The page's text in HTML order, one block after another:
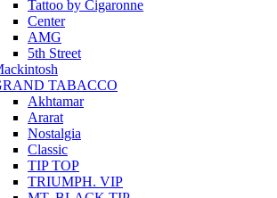
Tattoo by Cigaronne
Center
AMG
5th Street
TABACCO
Akhtamar
Ararat
Nostalgia
Classic
TIP TOP
TRIUMPH. VIP